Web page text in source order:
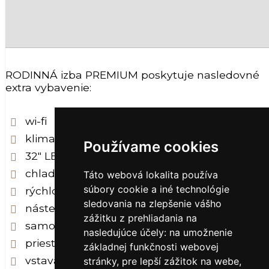
Používame cookies
Táto webová lokalita používa
súbory cookie a iné technológie
sledovania na zlepšenie vášho
zážitku z prehliadania na
nasledujúce účely: na umožnenie
základnej funkčnosti webovej
stránky, pre lepší zážitok na webe,
RODINNÁ izba PREMIUM poskytuje nasledovné
extra vybavenie:
wi-fi
klimatizácia
32" LED TV
chladnička
rýchlovarná kanvica
nástenný fén na vlasy
samostatné sociálne zariadenie
priestranná kúpeľna s vaňou
vstavané skrine s veľkým úložným